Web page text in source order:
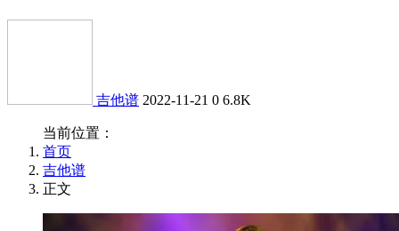
吉他谱 2022-11-21 0 6.8K
当前位置：
首页
吉他谱
正文